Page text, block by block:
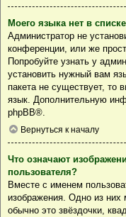
Моего языка нет в
Администратор не
конференции, или же
Попробуйте узнать у
установить нужный вам
пакета не существует, то
язык. Дополнительную
phpBB®.
Вернуться к началу
Что означают
пользователя?
Вместе с именем
изображения. Одно из них
обычно это звёздочки,